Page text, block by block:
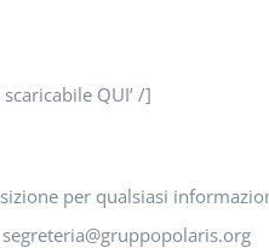
QUI’ /]
per qualsiasi